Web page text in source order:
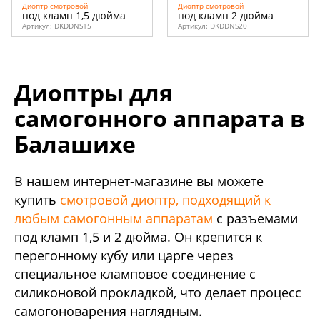
Диоптр смотровой
под кламп 1,5 дюйма
Артикул: DKDDNS15
Диоптр смотровой
под кламп 2 дюйма
Артикул: DKDDNS20
Диоптры для
самогонного аппарата в
Балашихе
В нашем интернет-магазине вы можете
купить смотровой диоптр, подходящий к
любым самогонным аппаратам с разъемами
под кламп 1,5 и 2 дюйма. Он крепится к
перегонному кубу или царге через
специальное кламповое соединение с
силиконовой прокладкой, что делает процесс
самогоноварения наглядным.